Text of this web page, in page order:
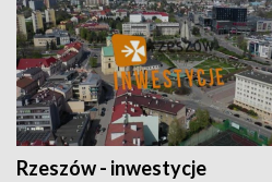
Rzeszów - inwestycje